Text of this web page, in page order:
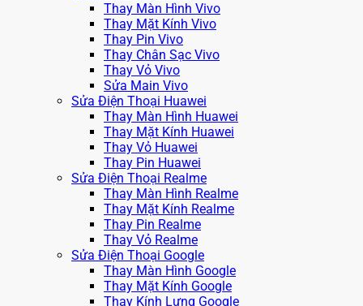
Thay Màn Hình Vivo
Thay Mặt Kính Vivo
Thay Pin Vivo
Thay Chân Sạc Vivo
Thay Vỏ Vivo
Sửa Main Vivo
Sửa Điện Thoại Huawei
Thay Màn Hình Huawei
Thay Mặt Kính Huawei
Thay Vỏ Huawei
Thay Pin Huawei
Sửa Điện Thoại Realme
Thay Màn Hình Realme
Thay Mặt Kính Realme
Thay Pin Realme
Thay Vỏ Realme
Sửa Điện Thoại Google
Thay Màn Hình Google
Thay Mặt Kính Google
Thay Kính Lưng Google